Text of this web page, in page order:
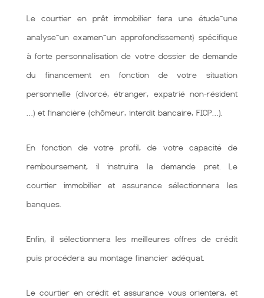
Le courtier en prêt immobilier fera une étude~une
analyse~un examen~un approfondissement} spécifique
à forte personnalisation de votre dossier de demande
du financement en fonction de votre situation
personnelle (divorcé, étranger, expatrié non-résident
…) et financière (chômeur, interdit bancaire, FICP…).
En fonction de votre profil, de votre capacité de
remboursement, il instruira la demande pret. Le
courtier immobilier et assurance sélectionnera les
banques.
Enfin, il sélectionnera les meilleures offres de crédit
puis procédera au montage financier adéquat.
Le courtier en crédit et assurance vous orientera, et